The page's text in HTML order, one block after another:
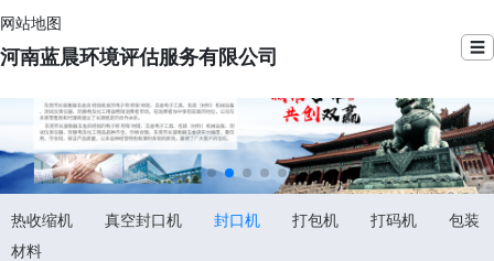
网站地图
河南蓝晨环境评估服务有限公司 ☰
热收缩机 真空封口机 封口机 打包机 打码机
包装
材料